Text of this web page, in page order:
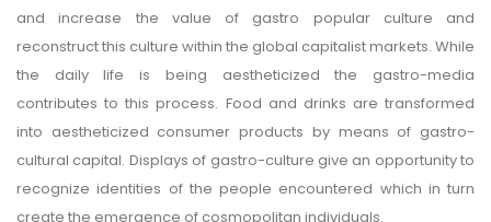
and increase the value of gastro popular culture and
reconstruct this culture within the global capitalist markets. While
the daily life is being aestheticized the gastro-media
contributes to this process. Food and drinks are transformed
into aestheticized consumer products by means of gastro-
cultural capital. Displays of gastro-culture give an opportunity to
recognize identities of the people encountered which in turn
create the emergence of cosmopolitan individuals.